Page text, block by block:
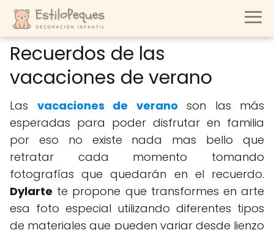
Recuerdos de las
vacaciones de verano
Las vacaciones de verano son las más
esperadas para poder disfrutar en familia
por eso no existe nada mas bello que
retratar cada momento tomando
fotografías que quedarán en el recuerdo.
Dylarte te propone que transformes en arte
esa foto especial utilizando diferentes tipos
de materiales que pueden variar desde lienzo